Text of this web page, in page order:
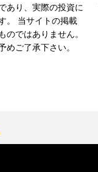
あり、実際の投資に
。 当サイトの掲載
ではありません。
ご了承下さい。